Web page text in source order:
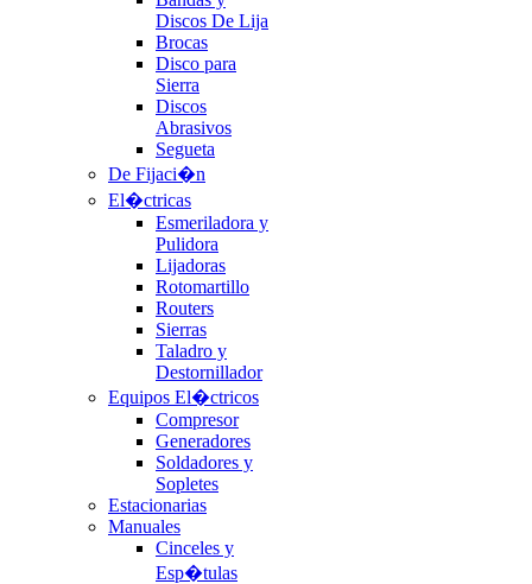
Discos De Lija
Brocas
Disco para
Sierra
Discos
Abrasivos
Segueta
De Fijaci�n
El�ctricas
Esmeriladora y
Pulidora
Lijadoras
Rotomartillo
Routers
Sierras
Taladro y
Destornillador
Equipos El�ctricos
Compresor
Generadores
Soldadores y
Sopletes
Estacionarias
Manuales
Cinceles y
Esp�tulas